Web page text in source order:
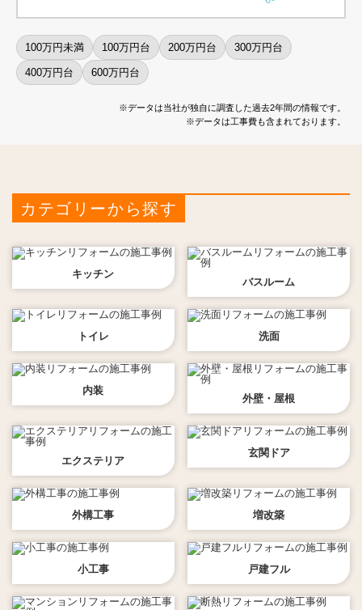
100万円未満 100万円台 200万円台 300万円台
400万円台 600万円台
※データは当社が独自に調査した過去2年間の情報です。
※データは工事費も含まれております。
カテゴリーから探す
キッチン
バスルーム
トイレ 洗面
内装
外壁・屋根
エクステリア
玄関ドア
外構工事 増改築
小工事 戸建フル